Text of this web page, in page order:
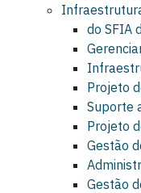
do SFIA
Projeto
Suporte
Projeto
Gestão
Gestão